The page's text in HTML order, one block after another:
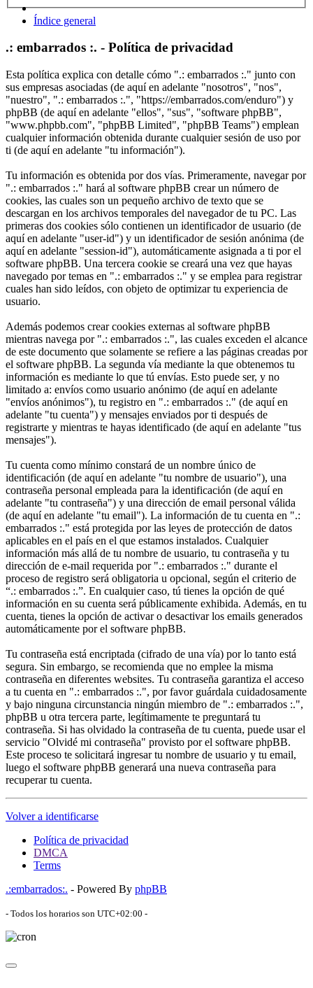
Índice general
.: embarrados :. - Política de privacidad
Esta política explica con detalle cómo ".: embarrados :." junto con
sus empresas asociadas (de aquí en adelante "nosotros", "nos",
"nuestro", ".: embarrados :.", "https://embarrados.com/enduro") y
phpBB (de aquí en adelante "ellos", "sus", "software phpBB",
"www.phpbb.com", "phpBB Limited", "phpBB Teams") emplean
cualquier información obtenida durante cualquier sesión de uso por
ti (de aquí en adelante "tu información").
Tu información es obtenida por dos vías. Primeramente, navegar por
".: embarrados :." hará al software phpBB crear un número de
cookies, las cuales son un pequeño archivo de texto que se
descargan en los archivos temporales del navegador de tu PC. Las
primeras dos cookies sólo contienen un identificador de usuario (de
aquí en adelante "user-id") y un identificador de sesión anónima (de
aquí en adelante "session-id"), automáticamente asignada a ti por el
software phpBB. Una tercera cookie se creará una vez que hayas
navegado por temas en ".: embarrados :." y se emplea para registrar
cuales han sido leídos, con objeto de optimizar tu experiencia de
usuario.
Además podemos crear cookies externas al software phpBB
mientras navega por ".: embarrados :.", las cuales exceden el alcance
de este documento que solamente se refiere a las páginas creadas por
el software phpBB. La segunda vía mediante la que obtenemos tu
información es mediante lo que tú envías. Esto puede ser, y no
limitado a: envíos como usuario anónimo (de aquí en adelante
"envíos anónimos"), tu registro en ".: embarrados :." (de aquí en
adelante "tu cuenta") y mensajes enviados por ti después de
registrarte y mientras te hayas identificado (de aquí en adelante "tus
mensajes").
Tu cuenta como mínimo constará de un nombre único de
identificación (de aquí en adelante "tu nombre de usuario"), una
contraseña personal empleada para la identificación (de aquí en
adelante "tu contraseña") y una dirección de email personal válida
(de aquí en adelante "tu email"). La información de tu cuenta en ".:
embarrados :." está protegida por las leyes de protección de datos
aplicables en el país en el que estamos instalados. Cualquier
información más allá de tu nombre de usuario, tu contraseña y tu
dirección de e-mail requerida por ".: embarrados :." durante el
proceso de registro será obligatoria u opcional, según el criterio de
“.: embarrados :.”. En cualquier caso, tú tienes la opción de qué
información en su cuenta será públicamente exhibida. Además, en tu
cuenta, tienes la opción de activar o desactivar los emails generados
automáticamente por el software phpBB.
Tu contraseña está encriptada (cifrado de una vía) por lo tanto está
segura. Sin embargo, se recomienda que no emplee la misma
contraseña en diferentes websites. Tu contraseña garantiza el acceso
a tu cuenta en ".: embarrados :.", por favor guárdala cuidadosamente
y bajo ninguna circunstancia ningún miembro de ".: embarrados :.",
phpBB u otra tercera parte, legítimamente te preguntará tu
contraseña. Si has olvidado la contraseña de tu cuenta, puede usar el
servicio "Olvidé mi contraseña" provisto por el software phpBB.
Este proceso te solicitará ingresar tu nombre de usuario y tu email,
luego el software phpBB generará una nueva contraseña para
recuperar tu cuenta.
Volver a identificarse
Política de privacidad
DMCA
Terms
.:embarrados:. - Powered By phpBB
- Todos los horarios son UTC+02:00 -